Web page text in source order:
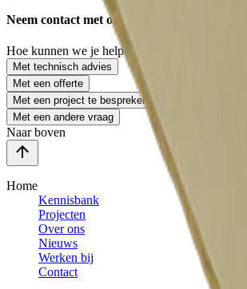
Neem contact met ons op
Hoe kunnen we je helpen?
Met technisch advies
Met een offerte
Met een project te bespreken
Met een andere vraag
Naar boven
Home
Kennisbank
Projecten
Over ons
Nieuws
Werken bij
Contact